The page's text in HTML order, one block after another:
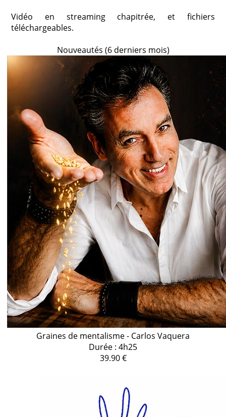
Vidéo en streaming chapitrée, et fichiers
téléchargeables.
Nouveautés (6 derniers mois)
Graines de mentalisme - Carlos Vaquera
Durée : 4h25
39.90 €